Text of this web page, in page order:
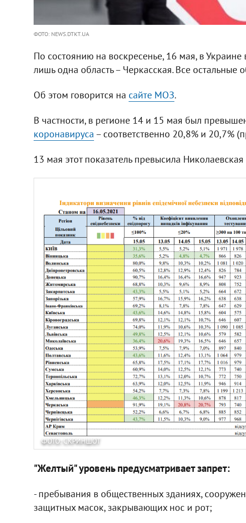
ФОТО: NEWS.DTKT.UA
По состоянию на воскресенье, 16 мая, в
лишь одна область – Черкасская. Все остальные
Об этом говорится на сайте МОЗ.
В частности, в регионе 14 и 15 мая был
коронавируса – соответственно 20,8% и 20,7%
13 мая этот показатель превысила Николаевская
ФОТО: СКРИНШОТ
"Желтый" уровень предусматривает запрет:
- пребывания в общественных зданиях,
защитных масок, закрывающих нос и рот;